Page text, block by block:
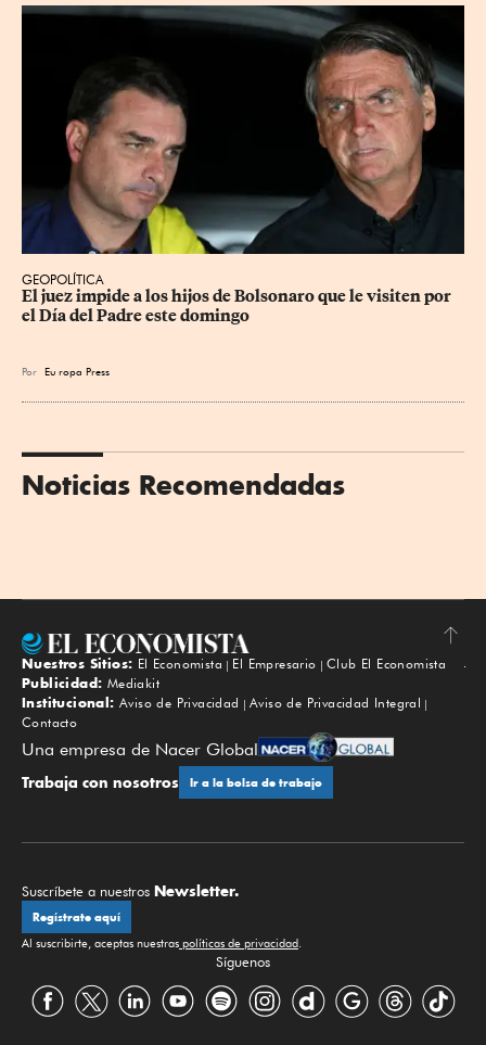
GEOPOLÍTICA
El juez impide a los hijos de Bolsonaro que le visiten por
el Día del Padre este domingo
Por Eu ropa Press
Noticias Recomendadas
Subir
Nuestros Sitios: El Economista El Empresario
Club El Economista
Publicidad: Mediakit
Institucional: Aviso de Privacidad
Aviso de Privacidad Integral
Contacto
Una empresa de Nacer Global
Trabaja con nosotros Ir a la bolsa de trabajo
Suscríbete a nuestros Newsletter.
Regístrate aquí
Al suscribirte, aceptas nuestras políticas de privacidad.
Síguenos